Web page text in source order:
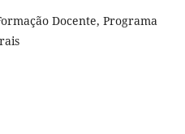
Docente, Programa